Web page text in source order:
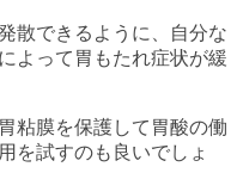
散できるように、自分な
よって胃もたれ症状が緩
粘膜を保護して胃酸の働
を試すのも良いでしょ